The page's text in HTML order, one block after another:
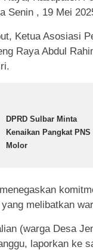
Senin , 19 Mei
Ketua Asosiasi
Raya Abdul
DPRD Sulbar Minta
Kenaikan Pangkat PNS
Molor
melibatkan
(warga Desa
laporkan ke